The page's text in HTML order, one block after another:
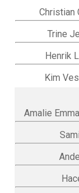
Christian
Trine
Henrik
Kim
Amalie